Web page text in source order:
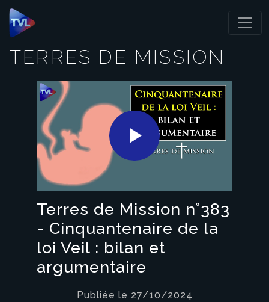
Panneau de gestion des cookies
TERRES DE MISSION
Play
Video
Terres de Mission n°383
- Cinquantenaire de la
loi Veil : bilan et
argumentaire
Publiée le 27/10/2024